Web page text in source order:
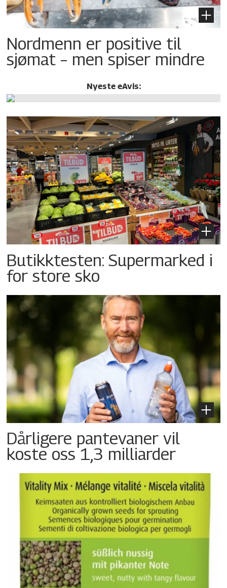
Nordmenn er positive til
sjømat – men spiser mindre
Nyeste eAvis:
Butikktesten: Supermarked i
for store sko
Dårligere pantevaner vil
koste oss 1,3 milliarder